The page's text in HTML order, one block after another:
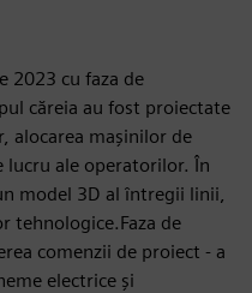
2023 cu faza de
căreia au fost proiectate
alocarea mașinilor de
ale operatorilor. În
model 3D al întregii linii,
tehnologice.Faza de
comenzii de proiect - a
electrice și